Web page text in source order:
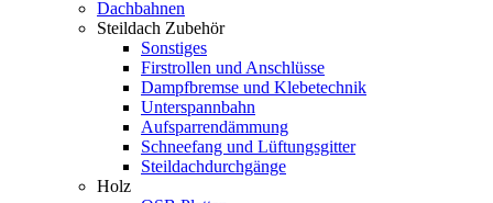
Dachbahnen
Steildach Zubehör
Sonstiges
Firstrollen und Anschlüsse
Dampfbremse und Klebetechnik
Unterspannbahn
Aufsparrendämmung
Schneefang und Lüftungsgitter
Steildachdurchgänge
Holz